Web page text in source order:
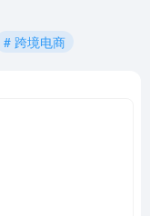
# 跨境电商